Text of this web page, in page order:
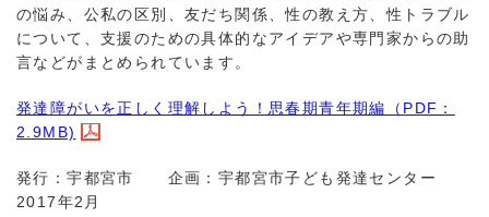
の悩み、公私の区別、友だち関係、性の教え方、性トラブル
について、支援のための具体的なアイデアや専門家からの助
言などがまとめられています。
発達障がいを正しく理解しよう！思春期青年期編（PDF：
2.9MB)
発行：宇都宮市 企画：宇都宮市子ども発達センター
2017年2月